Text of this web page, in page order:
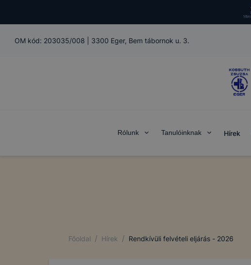
OM kód: 203035/008 3300 Eger, Bem tábornok u. 3.
Rólunk Tanulóinknak Hírek
Főoldal / Hírek / Rendkívüli felvételi eljárás - 2026